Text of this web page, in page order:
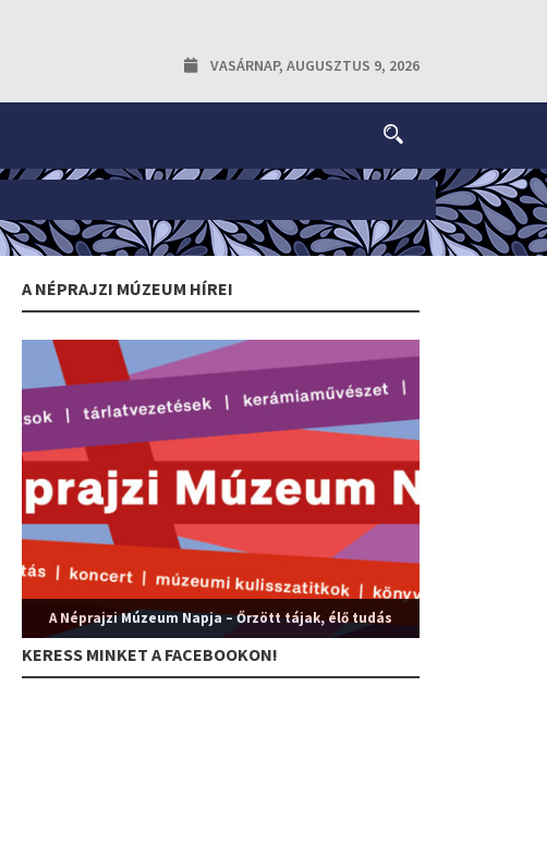
VASÁRNAP, AUGUSZTUS 9, 2026
A NÉPRAJZI MÚZEUM HÍREI
A Néprajzi Múzeum Napja – Őrzött tájak, élő tudás
KERESS MINKET A FACEBOOKON!